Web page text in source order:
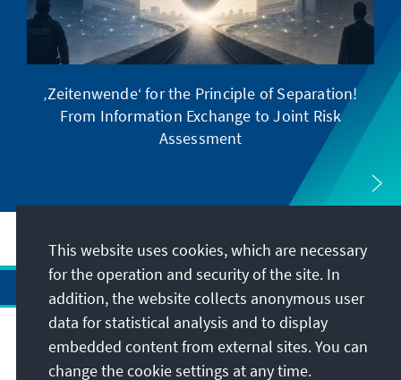
‚Zeitenwende‘ for the Principle of Separation!
From Information Exchange to Joint Risk
Assessment
Address
This website uses cookies, which are necessary
for the operation and security of the site. In
addition, the website collects anonymous user
data for statistical analysis and to display
embedded content from external sites. You can
change the cookie settings at any time.